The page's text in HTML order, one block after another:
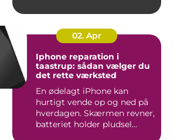
02. Apr
Iphone reparation i
taastrup: sådan vælger du
det rette værksted
En ødelagt iPhone kan
hurtigt vende op og ned på
hverdagen. Skærmen revner,
batteriet holder pludsel...